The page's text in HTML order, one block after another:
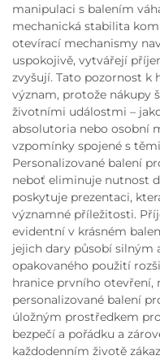
manipulaci s balením
mechanická stabilita
otevírací mechanismy
uspokojivě, vytvářejí
zvyšují. Tato pozornost
význam, protože nákupy
životními událostmi –
absolutoria nebo osobní
vzpomínky spojené s
Personalizované balení
neboť eliminuje nutnost
poskytuje prezentaci,
významné příležitosti.
evidentní v krásném
jejich dary působí silným
opakovaného použití
hranice prvního otevření,
personalizované balení
úložným prostředkem
bezpečí a pořádku a
každodenním životě